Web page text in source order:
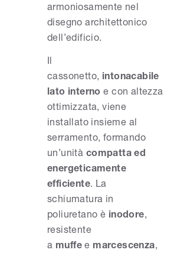
armoniosamente nel
disegno architettonico
dell’edificio.
Il
cassonetto, intonacabile
lato interno e con altezza
ottimizzata, viene
installato insieme al
serramento, formando
un’unità compatta ed
energeticamente
efficiente. La
schiumatura in
poliuretano è inodore,
resistente
a muffee marcescenza,